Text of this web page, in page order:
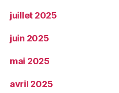
juillet 2025
juin 2025
mai 2025
avril 2025